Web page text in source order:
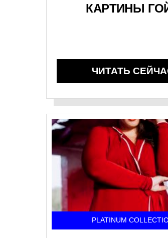
КАРТИНЫ
ЧИТАТЬ
PLATINUM